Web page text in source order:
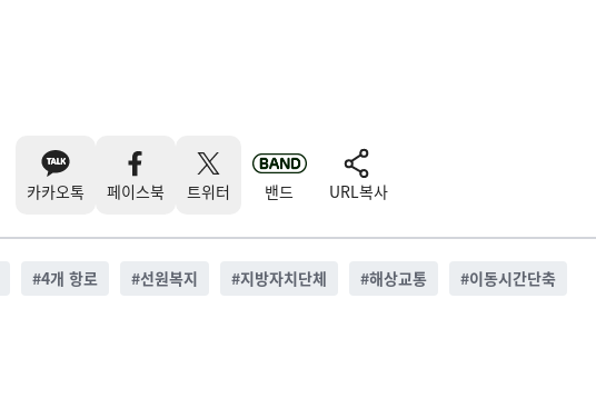
카카오톡 페이스북 트위터 밴드 URL복사
#4개 항로 #선원복지 #지방자치단체 #해상교통 #이동시간단축